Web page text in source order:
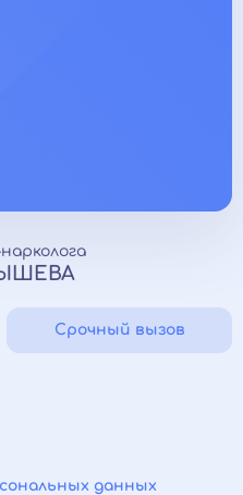
Срочный вызов
данных